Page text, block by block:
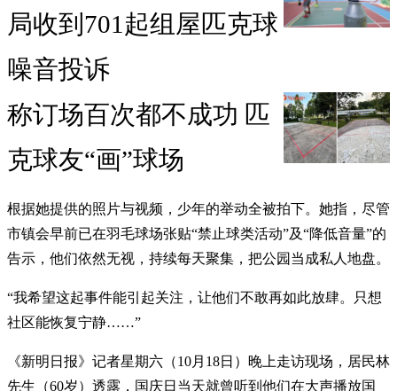
局收到701起组屋匹克球
噪音投诉
称订场百次都不成功 匹
克球友“画”球场
根据她提供的照片与视频，少年的举动全被拍下。她指，尽管
市镇会早前已在羽毛球场张贴“禁止球类活动”及“降低音量”的
告示，他们依然无视，持续每天聚集，把公园当成私人地盘。
“我希望这起事件能引起关注，让他们不敢再如此放肆。只想
社区能恢复宁静……”
《新明日报》记者星期六（10月18日）晚上走访现场，居民林
先生（60岁）透露，国庆日当天就曾听到他们在大声播放国